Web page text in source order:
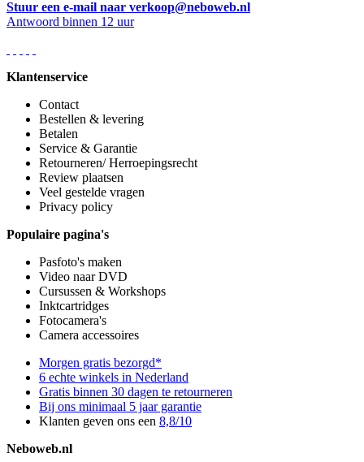
Stuur een e-mail naar verkoop@neboweb.nl
Antwoord binnen 12 uur
Klantenservice
Contact
Bestellen & levering
Betalen
Service & Garantie
Retourneren/ Herroepingsrecht
Review plaatsen
Veel gestelde vragen
Privacy policy
Populaire pagina's
Pasfoto's maken
Video naar DVD
Cursussen & Workshops
Inktcartridges
Fotocamera's
Camera accessoires
Morgen gratis bezorgd*
6 echte winkels in Nederland
Gratis binnen 30 dagen te retourneren
Bij ons minimaal 5 jaar garantie
Klanten geven ons een 8,8/10
Neboweb.nl